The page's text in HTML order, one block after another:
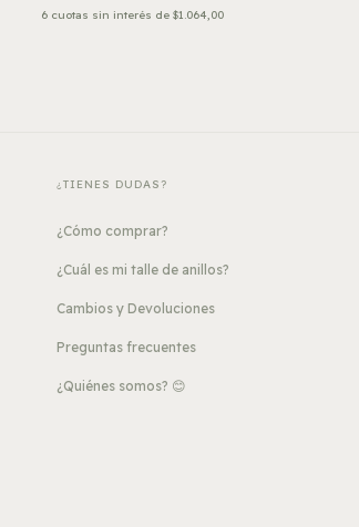
6 cuotas sin interés de $1.064,00
¿TIENES DUDAS?
¿Cómo comprar?
¿Cuál es mi talle de anillos?
Cambios y Devoluciones
Preguntas frecuentes
¿Quiénes somos? 😊